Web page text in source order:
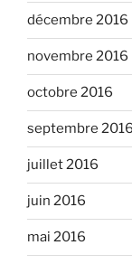
décembre 2016
novembre 2016
octobre 2016
septembre 2016
juillet 2016
juin 2016
mai 2016